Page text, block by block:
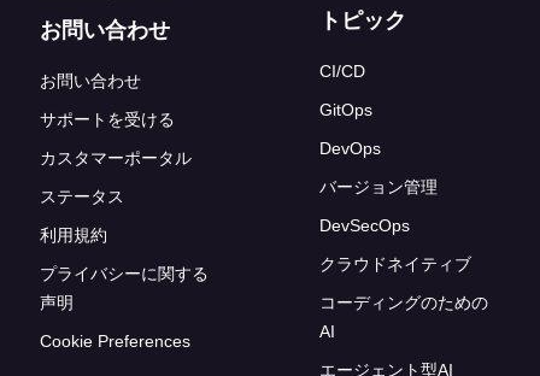
お問い合わせ
お問い合わせ
サポートを受ける
カスタマーポータル
ステータス
利用規約
プライバシーに関する
声明
Cookie Preferences
トピック
CI/CD
GitOps
DevOps
バージョン管理
DevSecOps
クラウドネイティブ
コーディングのための
AI
エージェント型AI